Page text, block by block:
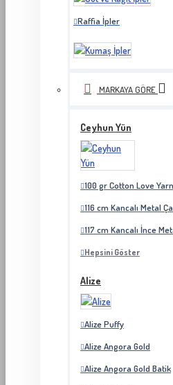
Raffia İpler
MARKAYA GÖRE
Ceyhun Yün
100 gr Cotton Love
116 cm Kancalı Metal
117 cm Kancalı İnce
Hepsini Göster
Alize
Alize Puffy
Alize Angora Gold
Alize Angora Gold Batik